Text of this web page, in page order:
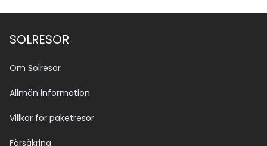
SOLRESOR
Om Solresor
Allmän information
Villkor för paketresor
Försäkring